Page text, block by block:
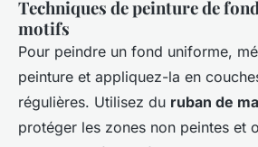
Techniques de peinture de
motifs
Pour peindre un fond uniforme,
peinture et appliquez-la en
régulières. Utilisez du ruban de
protéger les zones non peintes et